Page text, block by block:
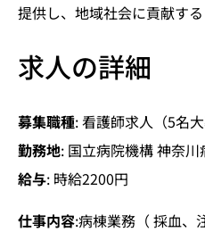
提供し、地域社会に貢献する
求人の詳細
募集職種: 看護師求人（5名大
勤務地: 国立病院機構 神奈川
給与: 時給2200円
仕事内容:病棟業務（ 採血、